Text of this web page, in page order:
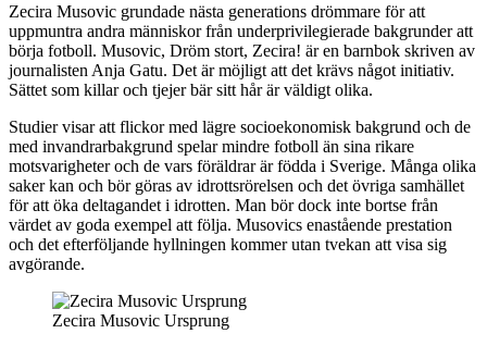
Zecira Musovic grundade nästa generations drömmare för att
uppmuntra andra människor från underprivilegierade bakgrunder att
börja fotboll. Musovic, Dröm stort, Zecira! är en barnbok skriven av
journalisten Anja Gatu. Det är möjligt att det krävs något initiativ.
Sättet som killar och tjejer bär sitt hår är väldigt olika.
Studier visar att flickor med lägre socioekonomisk bakgrund och de
med invandrarbakgrund spelar mindre fotboll än sina rikare
motsvarigheter och de vars föräldrar är födda i Sverige. Många olika
saker kan och bör göras av idrottsrörelsen och det övriga samhället
för att öka deltagandet i idrotten. Man bör dock inte bortse från
värdet av goda exempel att följa. Musovics enastående prestation
och det efterföljande hyllningen kommer utan tvekan att visa sig
avgörande.
Zecira Musovic Ursprung